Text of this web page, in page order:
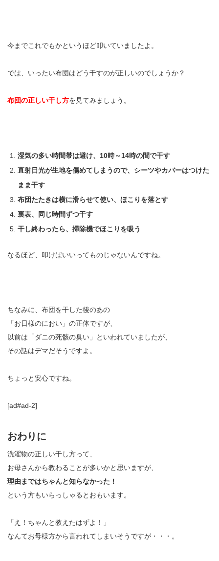
今までこれでもかというほど叩いていましたよ。
では、いったい布団はどう干すのが正しいのでしょうか？
布団の正しい干し方を見てみましょう。
湿気の多い時間帯は避け、10時～14時の間で干す
直射日光が生地を傷めてしまうので、シーツやカバーはつけた
まま干す
布団たたきは横に滑らせて使い、ほこりを落とす
裏表、同じ時間ずつ干す
干し終わったら、掃除機でほこりを吸う
なるほど、叩けばいいってものじゃないんですね。
ちなみに、布団を干した後のあの
「お日様のにおい」の正体ですが、
以前は「ダニの死骸の臭い」といわれていましたが、
その話はデマだそうですよ。
ちょっと安心ですね。
[ad#ad-2]
おわりに
洗濯物の正しい干し方って、
お母さんから教わることが多いかと思いますが、
理由まではちゃんと知らなかった！
という方もいらっしゃるとおもいます。
「え！ちゃんと教えたはずよ！」
なんてお母様方から言われてしまいそうですが・・・。